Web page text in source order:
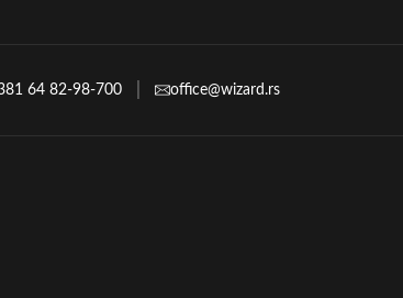
64 82-98-700 office@wizard.rs